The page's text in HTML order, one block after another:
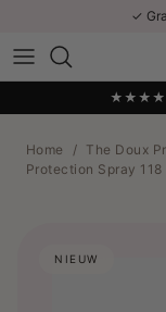
✓
★★★★★
Home / The Doux
Protection Spray 118
NIEUW